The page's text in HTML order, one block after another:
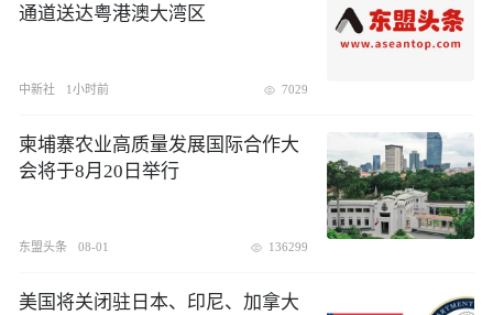
通道送达粤港澳大湾区
中新社 1小时前 7029
柬埔寨农业高质量发展国际合作大
会将于8月20日举行
东盟头条 08-01 136299
美国将关闭驻日本、印尼、加拿大